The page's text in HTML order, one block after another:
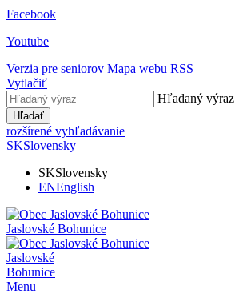
Facebook
Youtube
Verzia pre seniorov Mapa webu RSS
Vytlačiť
Hľadaný výraz
Hľadať
rozšírené vyhľadávanie
SKSlovensky
SKSlovensky
ENEnglish
Jaslovské Bohunice
Jaslovské
Bohunice
Menu